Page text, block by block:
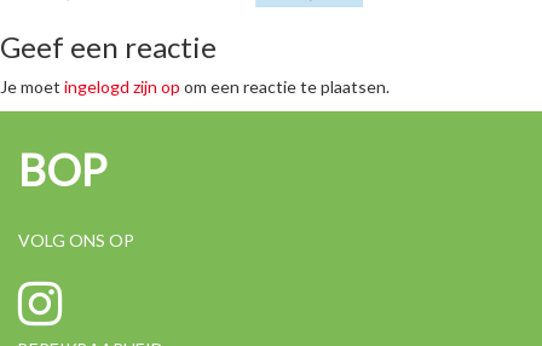
Geef een reactie
Je moet ingelogd zijn op om een reactie te plaatsen.
BOP
VOLG ONS OP